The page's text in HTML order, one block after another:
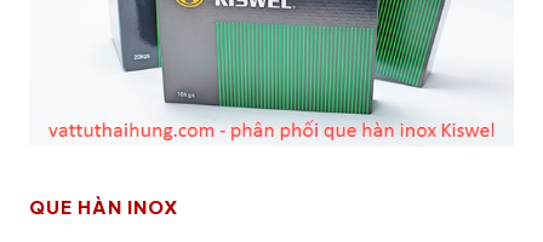
QUE HÀN INOX